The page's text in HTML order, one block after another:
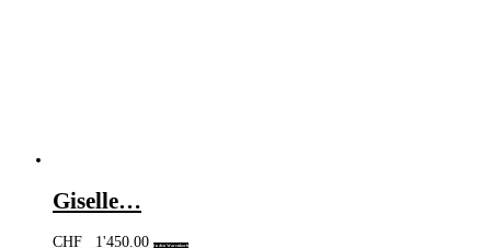
Giselle…
CHF 1'450.00 In den Warenkorb